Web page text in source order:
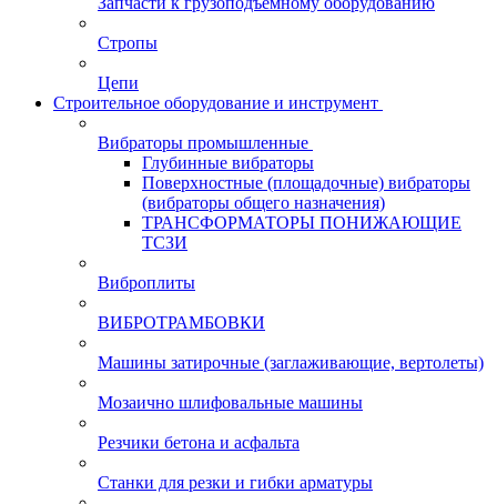
Стропы
Цепи
Строительное оборудование и инструмент
Вибраторы промышленные
Глубинные вибраторы
Поверхностные (площадочные) вибраторы
(вибраторы общего назначения)
ТРАНСФОРМАТОРЫ ПОНИЖАЮЩИЕ
ТСЗИ
Виброплиты
ВИБРОТРАМБОВКИ
Машины затирочные (заглаживающие, вертолеты)
Мозаично шлифовальные машины
Резчики бетона и асфальта
Станки для резки и гибки арматуры